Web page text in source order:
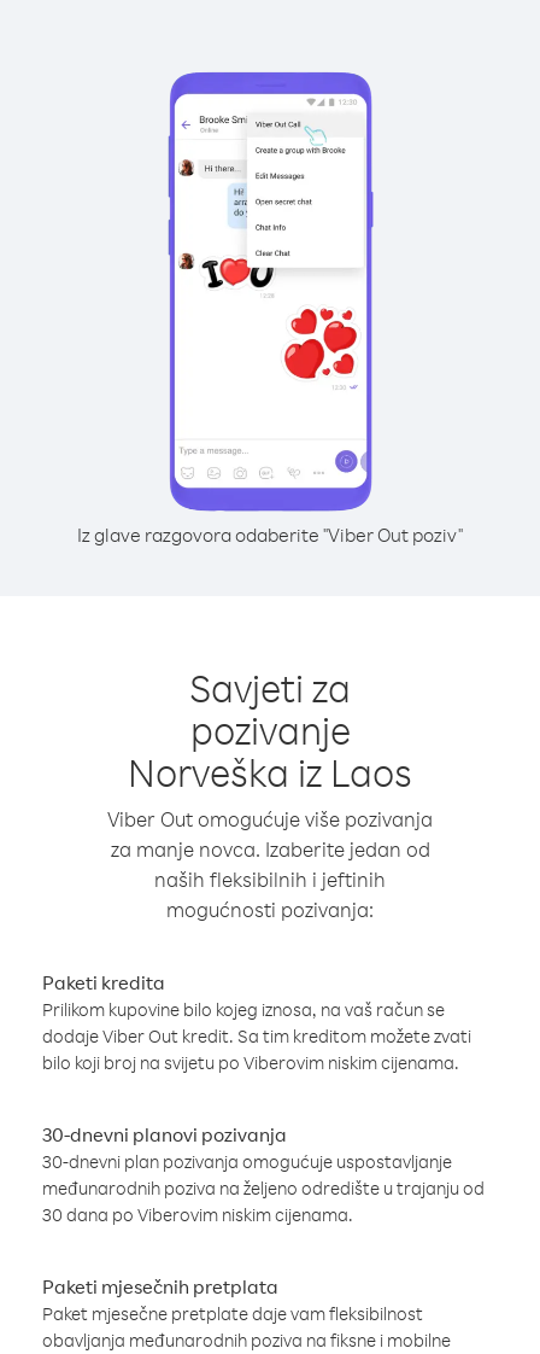
Iz glave razgovora odaberite "Viber Out poziv"
Savjeti za
pozivanje
Norveška iz Laos
Viber Out omogućuje više pozivanja
za manje novca. Izaberite jedan od
naših fleksibilnih i jeftinih
mogućnosti pozivanja:
Paketi kredita
Prilikom kupovine bilo kojeg iznosa, na vaš račun se
dodaje Viber Out kredit. Sa tim kreditom možete zvati
bilo koji broj na svijetu po Viberovim niskim cijenama.
30-dnevni planovi pozivanja
30-dnevni plan pozivanja omogućuje uspostavljanje
međunarodnih poziva na željeno odredište u trajanju od
30 dana po Viberovim niskim cijenama.
Paketi mjesečnih pretplata
Paket mjesečne pretplate daje vam fleksibilnost
obavljanja međunarodnih poziva na fiksne i mobilne